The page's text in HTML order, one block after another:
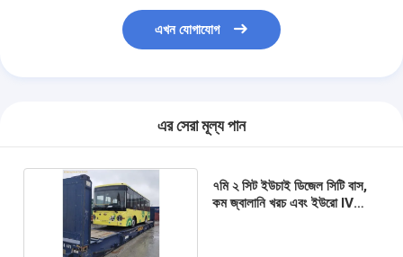
এখন যোগাযোগ
এর সেরা মূল্য পান
৭মি ২ সিট ইউচাই ডিজেল সিটি বাস,
কম জ্বালানি খরচ এবং ইউরো IV